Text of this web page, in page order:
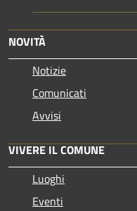
NOVITÀ
Notizie
Comunicati
Avvisi
VIVERE IL COMUNE
Luoghi
Eventi